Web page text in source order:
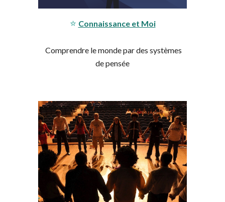
⭐ Connaissance et Moi
Comprendre lemondepar des systèmes
de pensée